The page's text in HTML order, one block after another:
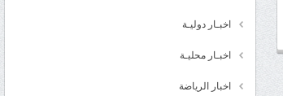
اخبـار دوليـة
اخبـار محليـة
اخبار الرياضة